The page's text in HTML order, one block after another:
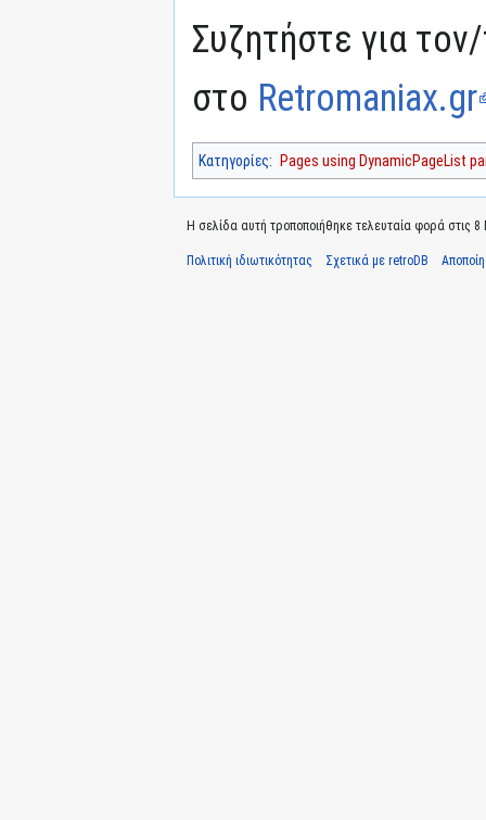
Συζητήστε για
στο Retromaniax.gr
Κατηγορίες: Pages using DynamicPageList
Η σελίδα αυτή τροποποιήθηκε τελευταία φορά στις 8
Πολιτική ιδιωτικότητας Σχετικά με retroDB